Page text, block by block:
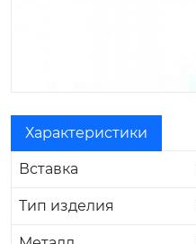
Характеристики
Вставка
Тип изделия